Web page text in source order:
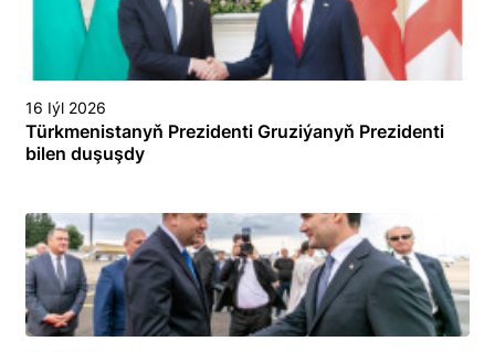
16 Iýl 2026
Türkmenistanyň Prezidenti Gruziýanyň Prezidenti
bilen duşuşdy